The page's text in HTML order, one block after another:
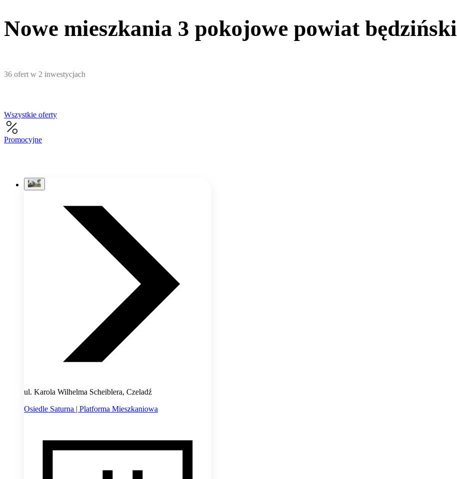
Nowe mieszkania 3 pokojowe powiat będziński
36 ofert w 2 inwestycjach
Wszystkie oferty
Promocyjne
ul. Karola Wilhelma Scheiblera, Czeladź
Osiedle Saturna | Platforma Mieszkaniowa